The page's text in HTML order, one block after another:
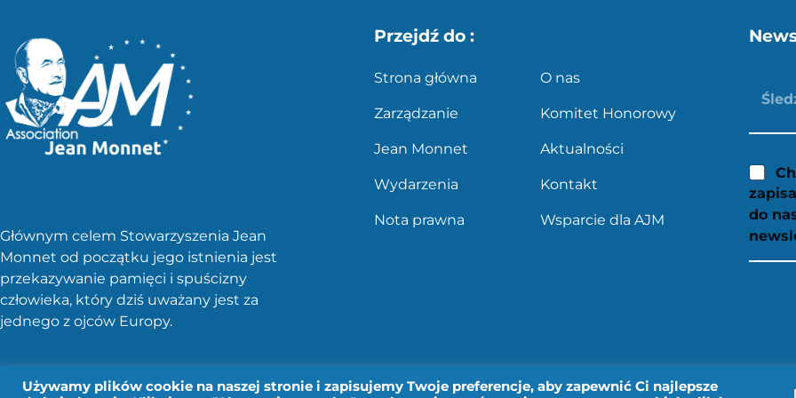
Głównym celem Stowarzyszenia Jean
Monnet od początku jego istnienia jest
przekazywanie pamięci i spuścizny
człowieka, który dziś uważany jest za
jednego z ojców Europy.
Przejdź do :
Strona główna O nas
Zarządzanie Komitet Honorowy
Jean Monnet Aktualności
Wydarzenia Kontakt
Nota prawna Wsparcie dla AJM
do
Używamy plików cookie na naszej stronie i zapisujemy Twoje preferencje, aby zapewnić Ci najlepsze